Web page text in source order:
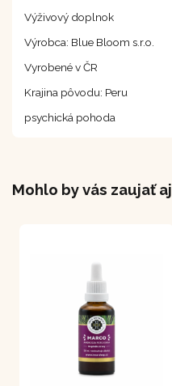
Výživový doplnok
Výrobca: Blue Bloom s.r.o.
Vyrobené v ČR
Krajina pôvodu: Peru
psychická pohoda
Mohlo by vás zaujať aj